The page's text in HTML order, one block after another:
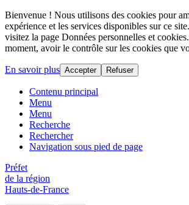
Bienvenue ! Nous utilisons des cookies pour
expérience et les services disponibles sur ce
visitez la page Données personnelles et
moment, avoir le contrôle sur les cookies que
En savoir plus Accepter Refuser
Contenu principal
Menu
Menu
Recherche
Rechercher
Navigation sous pied de page
Préfet
de la région
Hauts-de-France